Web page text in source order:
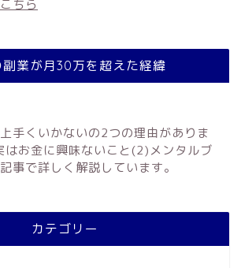
ちら
副業が月30万を超えた経緯
手くいかないの2つの理由がありま
お金に興味ないこと(2)メンタルブ
事で詳しく解説しています。
カテゴリー